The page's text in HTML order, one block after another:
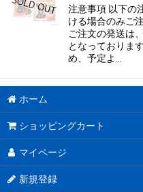
注意事項 以下の
ける場合のみご
ご注文の発送は
となっておりま
め、予定よ…
ホーム
ショッピングカート
マイページ
新規登録